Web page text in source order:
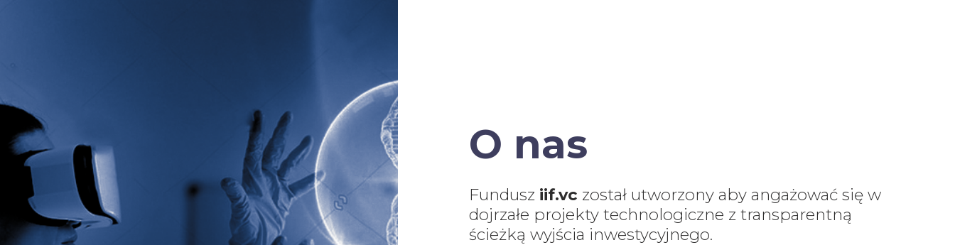
O nas
Fundusziif.vc został utworzony aby angażować się w
dojrzałe projekty technologiczne z transparentną
ścieżką wyjścia inwestycyjnego.